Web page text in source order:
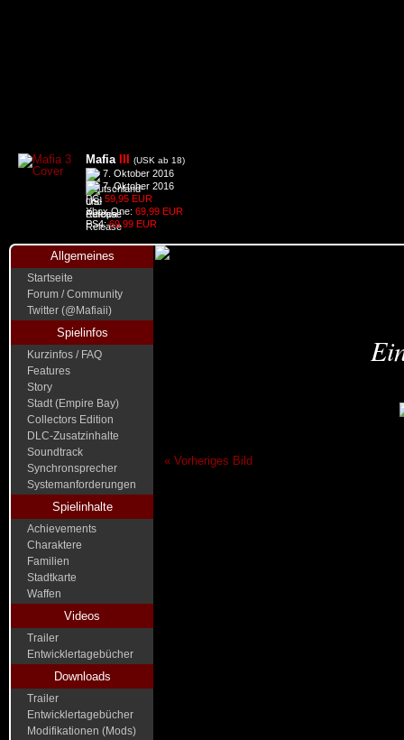
Mafia (USK ab 18)
7. Oktober 2016
7. Oktober 2016
PC: 59,95 EUR
Xbox One: 69,99 EUR
PS4:69,99 EUR
Allgemeines
Startseite
Forum / Community
Twitter (@Mafiaii)
Spielinfos
Kurzinfos / FAQ
Features
Story
Stadt (Empire Bay)
Collectors Edition
DLC-Zusatzinhalte
Soundtrack
Synchronsprecher
Systemanforderungen
Spielinhalte
Achievements
Charaktere
Familien
Stadtkarte
Waffen
Videos
Trailer
Entwicklertagebücher
Downloads
Trailer
Entwicklertagebücher
Modifikationen (Mods)
« Vorheriges Bild